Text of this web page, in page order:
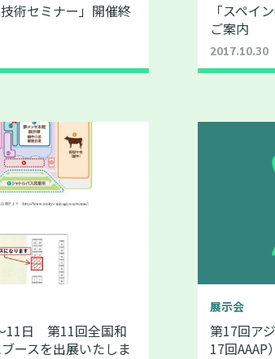
技術セミナー」開催終
「スペイ
ご案内
2017.10.30
11日 第11回全国和
ースを出展いたしま
展示会
第17回ア
17回AAAP